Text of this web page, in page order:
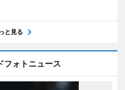
と見る
フォトニュース